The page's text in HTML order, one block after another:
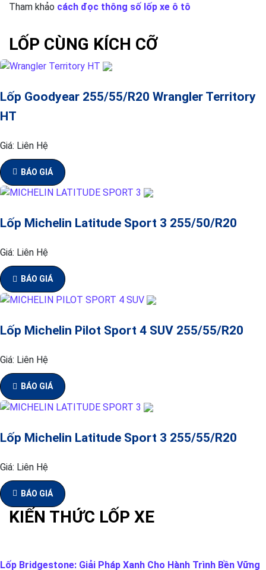
Tham khảo cách đọc thông số lốp xe ô tô
LỐP CÙNG KÍCH CỠ
Lốp Goodyear 255/55/R20 Wrangler Territory
HT
Giá: Liên Hệ
BÁO GIÁ
Lốp Michelin Latitude Sport 3 255/50/R20
Giá: Liên Hệ
BÁO GIÁ
Lốp Michelin Pilot Sport 4 SUV 255/55/R20
Giá: Liên Hệ
BÁO GIÁ
Lốp Michelin Latitude Sport 3 255/55/R20
Giá: Liên Hệ
BÁO GIÁ
KIẾN THỨC LỐP XE
Lốp Bridgestone: Giải Pháp Xanh Cho Hành Trình Bền Vững